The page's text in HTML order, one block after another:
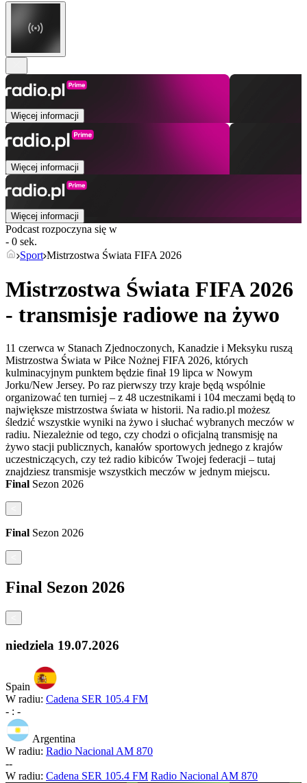
Więcej informacji
Więcej informacji
Więcej informacji
Podcast rozpoczyna się w
- 0 sek.
Sport Mistrzostwa Świata FIFA 2026
Mistrzostwa Świata FIFA 2026
- transmisje radiowe na żywo
11 czerwca w Stanach Zjednoczonych, Kanadzie i Meksyku ruszą
Mistrzostwa Świata w Piłce Nożnej FIFA 2026, których
kulminacyjnym punktem będzie finał 19 lipca w Nowym
Jorku/New Jersey. Po raz pierwszy trzy kraje będą wspólnie
organizować ten turniej – z 48 uczestnikami i 104 meczami będą to
największe mistrzostwa świata w historii. Na radio.pl możesz
śledzić wszystkie wyniki na żywo i słuchać wybranych meczów w
radiu. Niezależnie od tego, czy chodzi o oficjalną transmisję na
żywo stacji publicznych, kanałów sportowych jednego z krajów
uczestniczących, czy też radio kibiców Twojej federacji – tutaj
znajdziesz transmisje wszystkich meczów w jednym miejscu.
Final Sezon 2026
Final Sezon 2026
Final Sezon 2026
niedziela 19.07.2026
Spain
W radiu: Cadena SER 105.4 FM
- : -
Argentina
W radiu: Radio Nacional AM 870
--
W radiu: Cadena SER 105.4 FM Radio Nacional AM 870